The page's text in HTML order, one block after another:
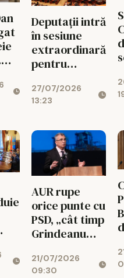
Deputații intră
în sesiune
extraordinară
pentru
banilor din
PNRR
27/07/2026
13:23
ce
AUR rupe
orice punte cu
PSD, „cât timp
Grindeanu
partidul”
21/07/2026
09:30